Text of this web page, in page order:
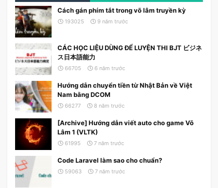
Cách gán phím tắt trong võ lâm truyền kỳ
193025 9 năm trước
CÁC HỌC LIỆU DÙNG ĐỂ LUYỆN THI BJT ビジネ
ス日本語能力
66705 6 năm trước
Hướng dẫn chuyển tiền từ Nhật Bản về Việt
Nam bằng DCOM
66277 8 năm trước
[Archive] Hướng dẫn viết auto cho game Võ
Lâm 1 (VLTK)
61995 7 năm trước
Code Laravel làm sao cho chuẩn?
59063 7 năm trước